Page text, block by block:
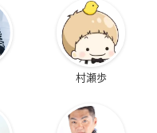
村瀬歩